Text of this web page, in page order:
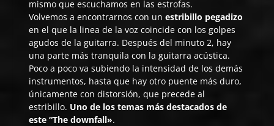
mismo que escuchamos en las estrofas.
Volvemos a encontrarnos con unestribillo pegadizo
en el que la linea de la voz coincide con los golpes
agudos de la guitarra. Después del minuto 2, hay
una parte más tranquila con la guitarra acústica.
Poco a poco va subiendo la intensidad de los demás
instrumentos, hasta que hay otro puente más duro,
únicamente con distorsión, que precede al
estribillo. Uno de los temas más destacados de
este “The downfall».